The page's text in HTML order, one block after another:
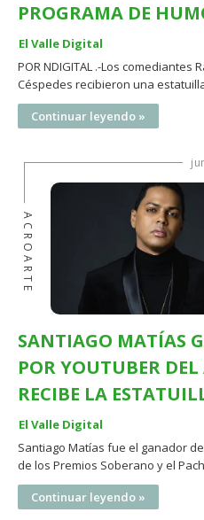
PROGRAMA DE
El Valle Digital
POR NDIGITAL .-Los comediantes
Céspedes recibieron una
Continuar leyendo »
ACROARTE
SANTIAGO MATÍAS
POR YOUTUBER
RECIBE LA
El Valle Digital
Santiago Matías fue el ganador
de los Premios Soberano y el
Continuar leyendo »